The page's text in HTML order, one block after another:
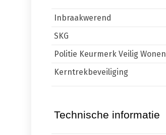
Inbraakwerend
SKG
Politie Keurmerk Veilig Wonen
Kerntrekbeveiliging
Technische informatie